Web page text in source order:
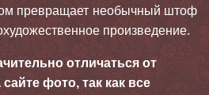
превращает необычный штоф
произведение.
отличаться от
фото, так как все